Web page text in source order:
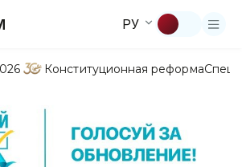
РУ
Конституционная реформа